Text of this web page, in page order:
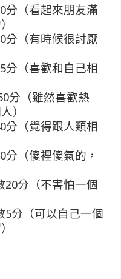
分（看起來朋友滿
分（有時候很討厭
分（喜歡和自己相
分（雖然喜歡熱
）
分（覺得跟人類相
（傻裡傻氣的，
分（不害怕一個
分（可以自己一個